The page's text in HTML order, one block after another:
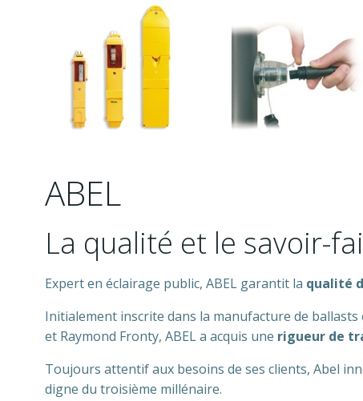
ABEL
La qualité et le savoir-
Expert en éclairage public, ABEL garantit la qualité
Initialement inscrite dans la manufacture de ballasts
et Raymond Fronty, ABEL a acquis une rigueur de
Toujours attentif aux besoins de ses clients, Abel
digne du troisième millénaire.